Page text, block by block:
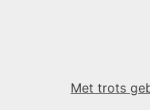
Met trots